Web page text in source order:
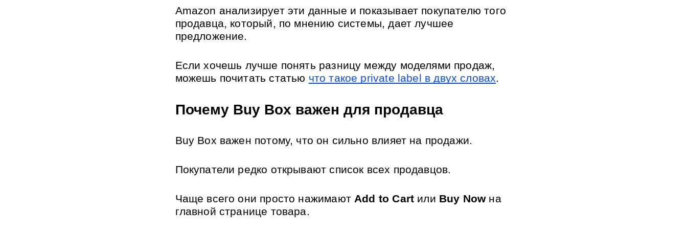
Amazon анализирует эти данные и показывает покупателю того
продавца, который, по мнению системы, дает лучшее
предложение.
Если хочешь лучше понять разницу между моделями продаж,
можешь почитать статью что такое private label в двух словах.
Почему Buy Box важен для продавца
Buy Box важен потому, что он сильно влияет на продажи.
Покупатели редко открывают список всех продавцов.
Чаще всего они просто нажимают Add to Cart или Buy Now на
главной странице товара.